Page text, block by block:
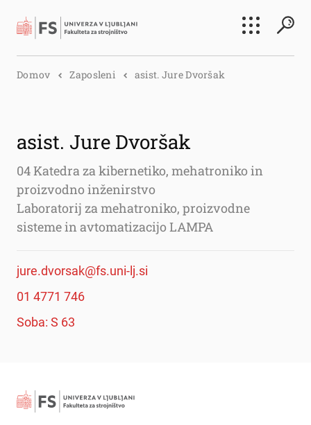
Išči
Domov Zaposleni asist. Jure Dvoršak
asist. Jure Dvoršak
04 Katedra za kibernetiko, mehatroniko in
proizvodno inženirstvo
Laboratorij za mehatroniko, proizvodne
sisteme in avtomatizacijo LAMPA
jure.dvorsak@fs.uni-lj.si
01 4771 746
Soba: S 63